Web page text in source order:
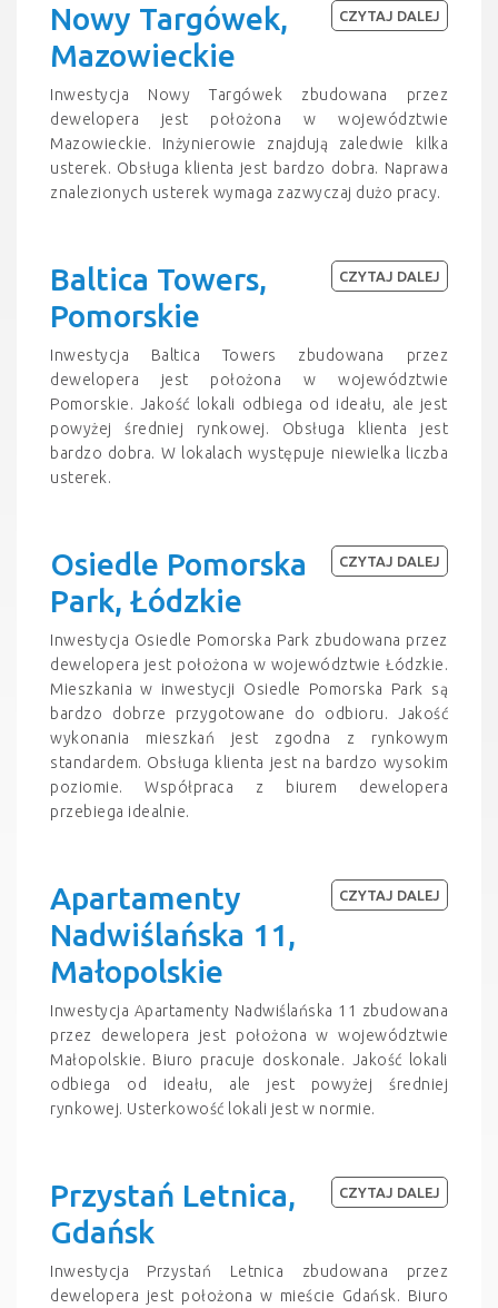
Nowy Targówek,
Mazowieckie
Inwestycja Nowy Targówek zbudowana przez
dewelopera jest położona w województwie
Mazowieckie. Inżynierowie znajdują zaledwie kilka
usterek. Obsługa klienta jest bardzo dobra. Naprawa
znalezionych usterek wymaga zazwyczaj dużo pracy.
CZYTAJ DALEJ
Baltica Towers,
Pomorskie
Inwestycja Baltica Towers zbudowana przez
dewelopera jest położona w województwie
Pomorskie. Jakość lokali odbiega od ideału, ale jest
powyżej średniej rynkowej. Obsługa klienta jest
bardzo dobra. W lokalach występuje niewielka liczba
usterek.
CZYTAJ DALEJ
Osiedle Pomorska
Park, Łódzkie
Inwestycja Osiedle Pomorska Park zbudowana przez
dewelopera jest położona w województwie Łódzkie.
Mieszkania w inwestycji Osiedle Pomorska Park są
bardzo dobrze przygotowane do odbioru. Jakość
wykonania mieszkań jest zgodna z rynkowym
standardem. Obsługa klienta jest na bardzo wysokim
poziomie. Współpraca z biurem dewelopera
przebiega idealnie.
CZYTAJ DALEJ
Apartamenty
Nadwiślańska 11,
Małopolskie
Inwestycja Apartamenty Nadwiślańska 11 zbudowana
przez dewelopera jest położona w województwie
Małopolskie. Biuro pracuje doskonale. Jakość lokali
odbiega od ideału, ale jest powyżej średniej
rynkowej. Usterkowość lokali jest w normie.
CZYTAJ DALEJ
Przystań Letnica,
Gdańsk
Inwestycja Przystań Letnica zbudowana przez
dewelopera jest położona w mieście Gdańsk. Biuro
CZYTAJ DALEJ